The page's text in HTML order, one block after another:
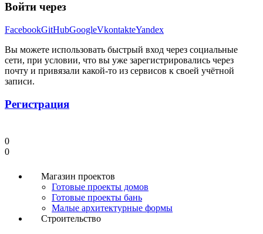
Войти через
FacebookGitHubGoogleVkontakteYandex
Вы можете использовать быстрый вход через социальные
сети, при условии, что вы уже зарегистрировались через
почту и привязали какой-то из сервисов к своей учётной
записи.
Регистрация
0
0
Магазин проектов
Готовые проекты домов
Готовые проекты бань
Малые архитектурные формы
Строительство